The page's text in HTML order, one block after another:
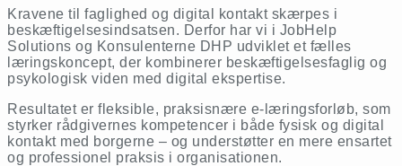
Kravene til faglighed og digital kontakt skærpes i
beskæftigelsesindsatsen. Derfor har vi i JobHelp
Solutions og Konsulenterne DHP udviklet et fælles
læringskoncept, der kombinerer beskæftigelsesfaglig og
psykologisk viden med digital ekspertise.
Resultatet er fleksible, praksisnære e-læringsforløb, som
styrker rådgivernes kompetencer i både fysisk og digital
kontakt med borgerne – og understøtter en mere ensartet
og professionel praksis i organisationen.